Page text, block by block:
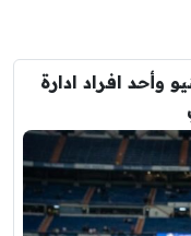
وأحد افراد ادارة